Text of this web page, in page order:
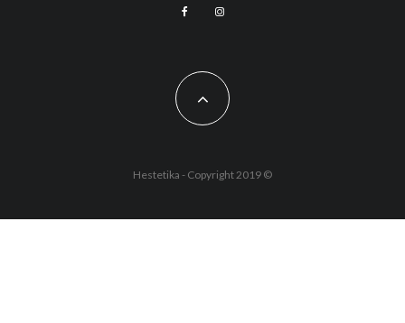
Hestetika - Copyright 2019 ©